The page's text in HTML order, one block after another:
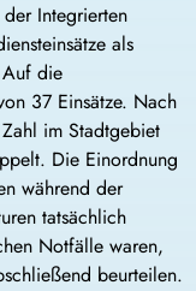
Integrierten
als
die
37 Einsätze. Nach
im Stadtgebiet
Die Einordnung
während der
tatsächlich
Notfälle waren,
beurteilen.